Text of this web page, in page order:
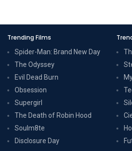
Trending Films
Spider-Man: Brand New Day
The Odyssey
Evil Dead Burn
Obsession
Supergirl
The Death of Robin Hood
Soulm8te
Disclosure Day